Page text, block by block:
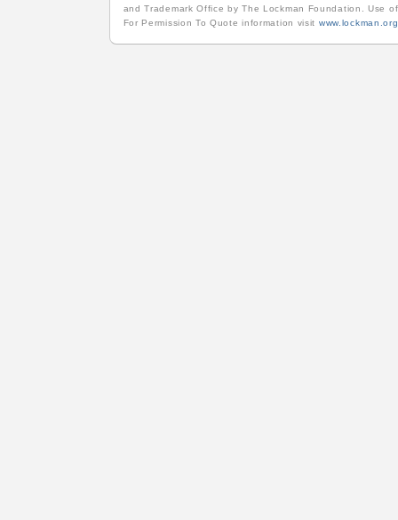
and Trademark Office by The Lockman Foundation. Use
For Permission To Quote information visit www.lockman.org